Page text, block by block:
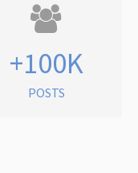
+100K
POSTS